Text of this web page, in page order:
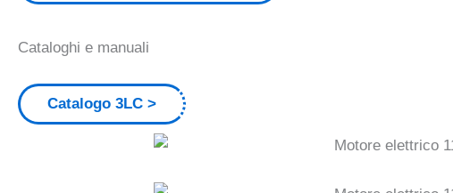
Cataloghi e manuali
Catalogo 3LC